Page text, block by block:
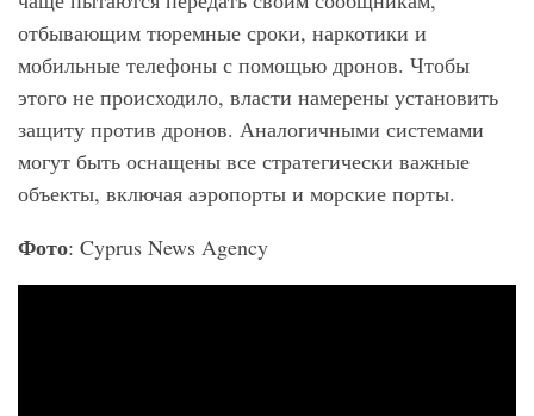
отбывающим тюремные сроки, наркотики и
мобильные телефоны с помощью дронов. Чтобы
этого не происходило, власти намерены установить
защиту против дронов. Аналогичными системами
могут быть оснащены все стратегически важные
объекты, включая аэропорты и морские порты.
Фото: Cyprus News Agency